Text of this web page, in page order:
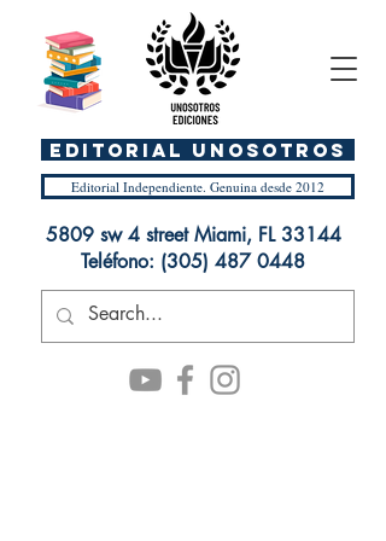
Editorial Independiente. Genuina desde 2012
5809 sw 4 street Miami, FL 33144
Teléfono: (305) 487 0448
EDITORIAL UnosOtros